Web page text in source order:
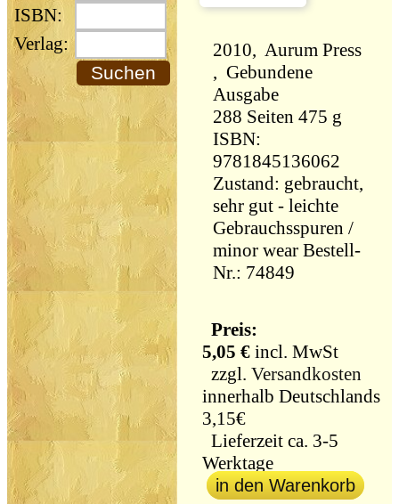
ISBN:
Verlag:
2010, Aurum Press
, Gebundene
Ausgabe
288 Seiten 475 g
ISBN:
9781845136062
Zustand: gebraucht,
sehr gut - leichte
Gebrauchsspuren /
minor wear Bestell-
Nr.: 74849
Preis:
5,05 € incl. MwSt
zzgl.Versandkosten
innerhalb Deutschlands
3,15€
Lieferzeit ca. 3-5
Werktage
in den Warenkorb